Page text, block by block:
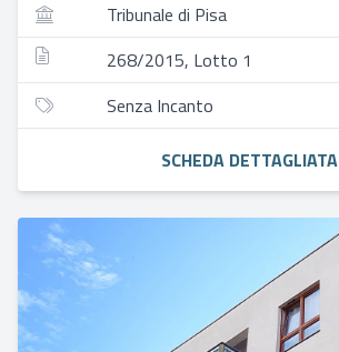
Tribunale di Pisa
268/2015, Lotto 1
Senza Incanto
SCHEDA DETTAGLIATA